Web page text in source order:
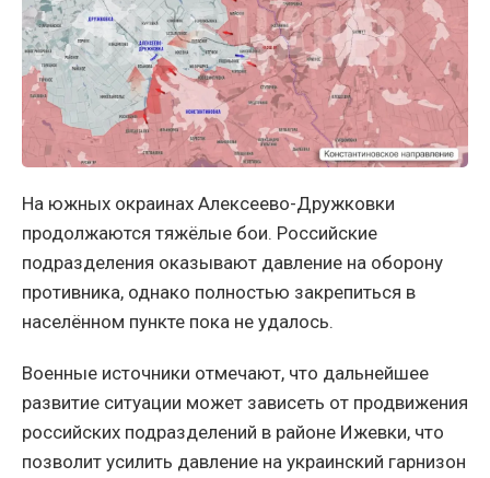
На южных окраинах Алексеево-Дружковки
продолжаются тяжёлые бои. Российские
подразделения оказывают давление на оборону
противника, однако полностью закрепиться в
населённом пункте пока не удалось.
Военные источники отмечают, что дальнейшее
развитие ситуации может зависеть от продвижения
российских подразделений в районе Ижевки, что
позволит усилить давление на украинский гарнизон